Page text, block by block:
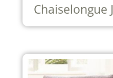
Chaiselongue